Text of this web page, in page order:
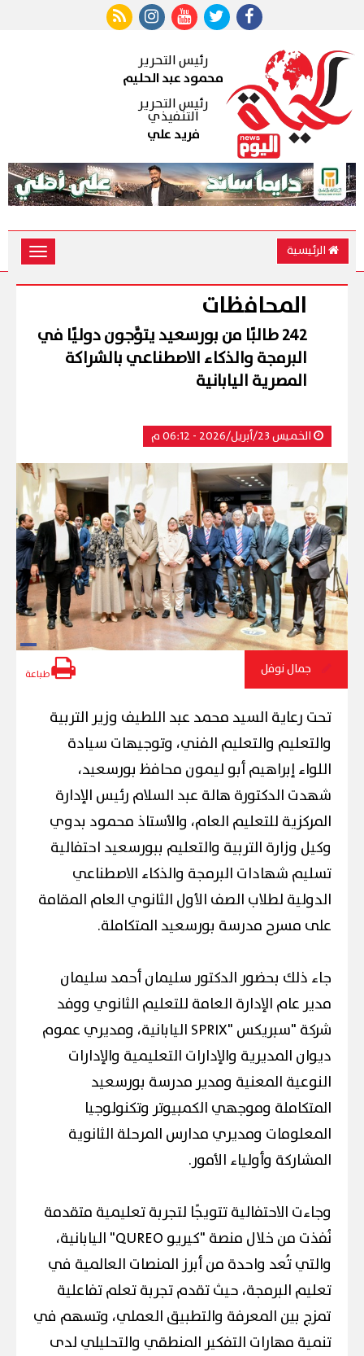
رئيس التحرير
محمود عبد الحليم
رئيس التحرير
التنفيذي
فريد علي
الرئيسية
Toggle
المحافظات
242 طالبًا من بورسعيد يتوَّجون دوليًا في
البرمجة والذكاء الاصطناعي بالشراكة
المصرية اليابانية
الخميس 23/أبريل/2026 - 06:12 م
جمال نوفل طباعة
تحت رعاية السيد محمد عبد اللطيف وزير التربية
والتعليم والتعليم الفني، وتوجيهات سيادة
اللواء إبراهيم أبو ليمون محافظ بورسعيد،
شهدت الدكتورة هالة عبد السلام رئيس الإدارة
المركزية للتعليم العام، والأستاذ محمود بدوي
وكيل وزارة التربية والتعليم ببورسعيد احتفالية
تسليم شهادات البرمجة والذكاء الاصطناعي
الدولية لطلاب الصف الأول الثانوي العام المقامة
على مسرح مدرسة بورسعيد المتكاملة.
جاء ذلك بحضور الدكتور سليمان أحمد سليمان
مدير عام الإدارة العامة للتعليم الثانوي ووفد
شركة "سبريكس "SPRIX اليابانية، ومديري عموم
ديوان المديرية والإدارات التعليمية والإدارات
النوعية المعنية ومدير مدرسة بورسعيد
المتكاملة وموجهي الكمبيوتر وتكنولوجيا
المعلومات ومديري مدارس المرحلة الثانوية
المشاركة وأولياء الأمور.
وجاءت الاحتفالية تتويجًا لتجربة تعليمية متقدمة
نُفذت من خلال منصة "كيريو QUREO" اليابانية،
والتي تُعد واحدة من أبرز المنصات العالمية في
تعليم البرمجة، حيث تقدم تجربة تعلم تفاعلية
تمزج بين المعرفة والتطبيق العملي، وتسهم في
تنمية مهارات التفكير المنطقي والتحليلي لدى